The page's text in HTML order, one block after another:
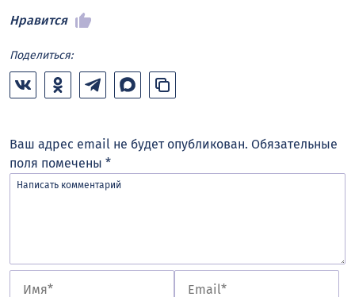
Нравится
Поделиться:
Ваш адрес email не будет опубликован. Обязательные
поля помечены *